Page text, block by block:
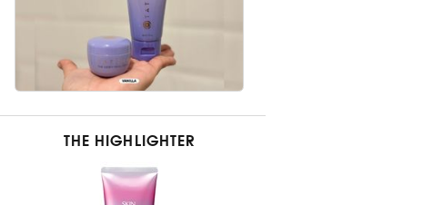
THE HIGHLIGHTER